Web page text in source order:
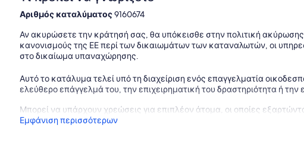
Εκδρομές στο ξύλο καύση ατμού ατμού Oscar W
Εκδρομές με ατμόπλοιο στο Victor Harbour
Περιηγήσεις στο Coorong
Πολλές ενδιαφέρουσες περιπάτους
Λέσχη Γκολφ Νότια Λέικ
Goolwa Markets
Ενοικίαση ποδηλάτου
Οινοποιεία
Ιδιοκτησία
Δύο υπνοδωμάτια στο ισόγειο, μεγάλο σαλόνι και κουζίνα στον κάτω
Αριθμός καταλύματος9160674
Αν ακυρώσετε την κράτησή σας, θα υπόκεισθε στην πολιτική
κανονισμούς της ΕΕ περί των δικαιωμάτων των καταναλωτών, οι
στο δικαίωμα υπαναχώρησης.
Αυτό το κατάλυμα τελεί υπό τη διαχείριση ενός επαγγελματία
ελεύθερο επάγγελμά του, την επιχειρηματική του δραστηριότητα ή την
Μπορεί να υπάρχουν χρεώσεις για επιπλέον άτομα, οι οποίες
Εμφάνιση περισσότερων